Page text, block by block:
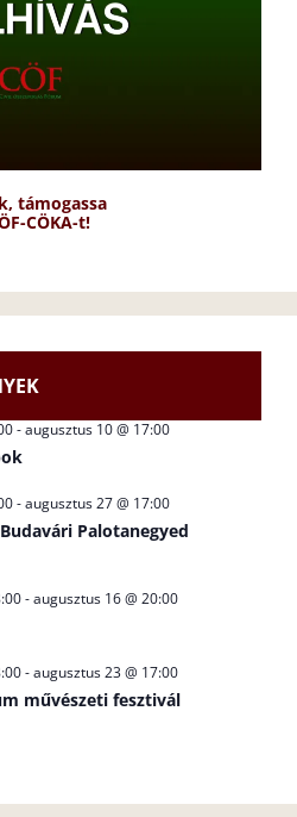
támogassa
CÖKA-t!
-augusztus 10 @ 17:00
-augusztus 27 @ 17:00
Palotanegyed
-augusztus 16 @ 20:00
-augusztus 23 @ 17:00
művészeti fesztivál